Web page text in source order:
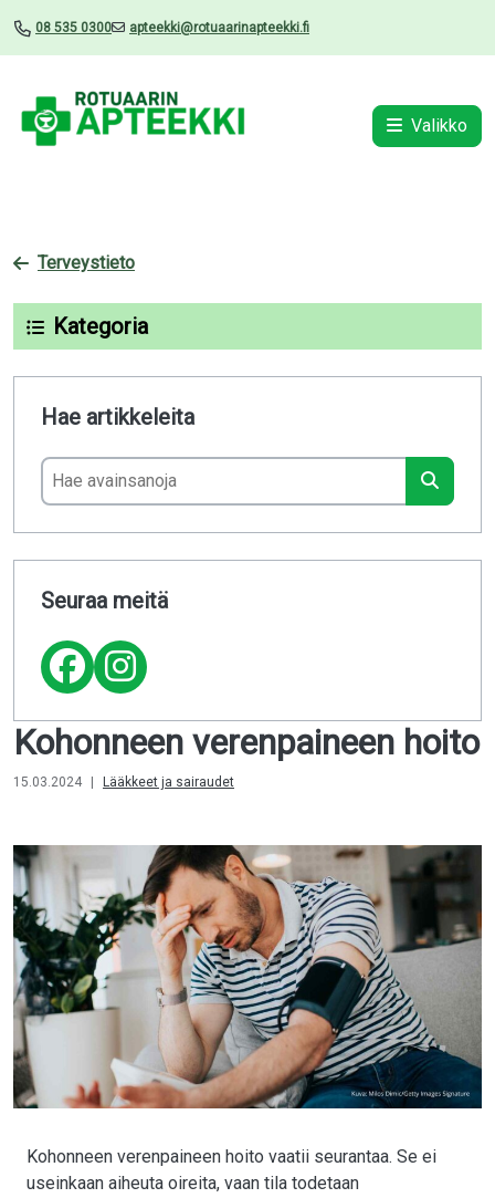
08 535 0300 apteekki@rotuaarinapteekki.fi
Valikko
Terveystieto
Kategoria
Hae artikkeleita
Hae avainsanoja
Seuraa meitä
Kohonneen verenpaineen hoito
15.03.2024 | Lääkkeet ja sairaudet
Kohonneen verenpaineen hoito vaatii seurantaa. Se ei
useinkaan aiheuta oireita, vaan tila todetaan